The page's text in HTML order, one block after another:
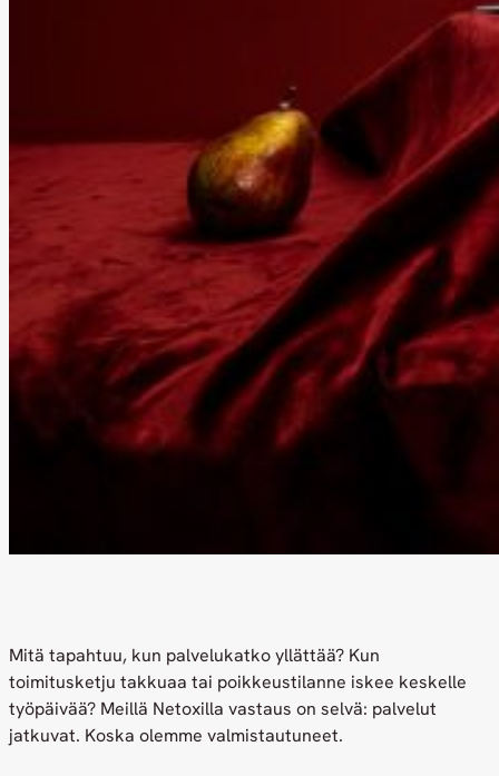
Mitä tapahtuu, kun palvelukatko yllättää? Kun
toimitusketju takkuaa tai poikkeustilanne iskee keskelle
työpäivää? Meillä Netoxilla vastaus on selvä: palvelut
jatkuvat. Koska olemme valmistautuneet.